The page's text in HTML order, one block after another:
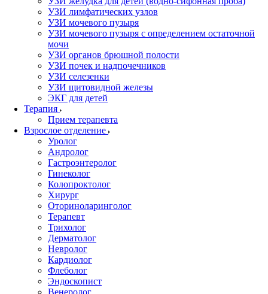
УЗИ лимфатических узлов
УЗИ мочевого пузыря
УЗИ мочевого пузыря с определением остаточной
мочи
УЗИ органов брюшной полости
УЗИ почек и надпочечников
УЗИ селезенки
УЗИ щитовидной железы
ЭКГ для детей
Терапия
Прием терапевта
Взрослое отделение
Уролог
Андролог
Гастроэнтеролог
Гинеколог
Колопроктолог
Хирург
Оториноларинголог
Терапевт
Трихолог
Дерматолог
Невролог
Кардиолог
Флеболог
Эндоскопист